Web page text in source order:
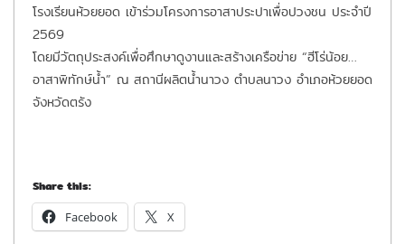
โรงเรียนห้วยยอด เข้าร่วมโครงการอาสาประปาเพื่อปวงชน ประจำปี
2569
โดยมีวัตถุประสงค์เพื่อศึกษาดูงานและสร้างเครือข่าย “ฮีโร่น้อย…
อาสาพิทักษ์น้ำ” ณ สถานีผลิตน้ำนาวง ตำบลนาวง อำเภอห้วยยอด
จังหวัดตรัง
Share this:
Facebook X